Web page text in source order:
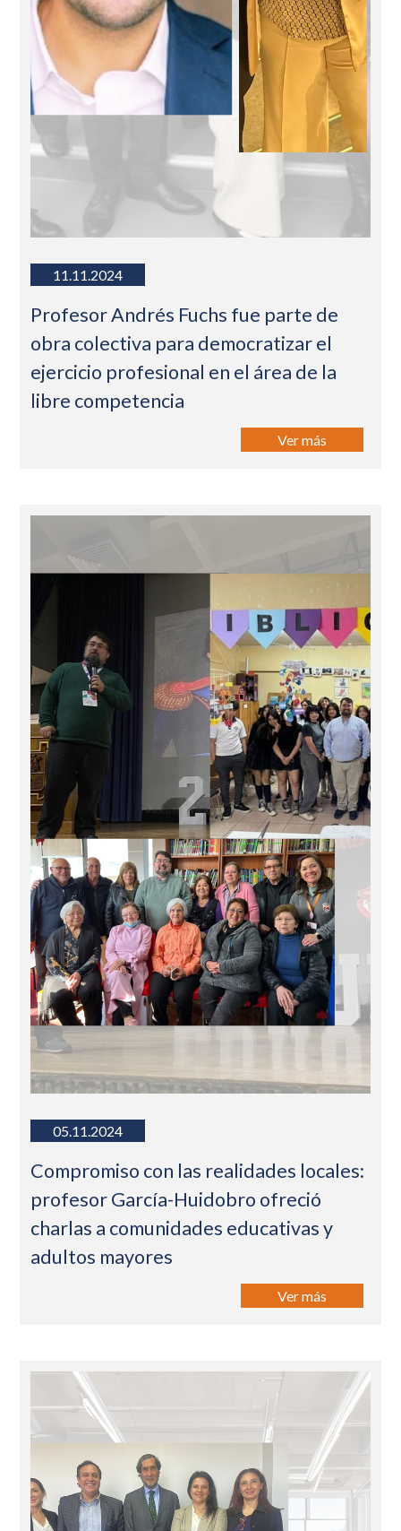
11.11.2024
Profesor Andrés Fuchs fue parte de
obra colectiva para democratizar el
ejercicio profesional en el área de la
libre competencia
Ver más
05.11.2024
Compromiso con las realidades locales:
profesor García-Huidobro ofreció
charlas a comunidades educativas y
adultos mayores
Ver más